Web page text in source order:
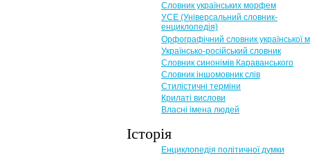
Словник українських морфем
УСЕ (Універсальний словник-
енциклопедія)
Орфографічний словник української
Українсько-російський словник
Словник синонімів Караванського
Словник іншомовник слів
Стилістичні терміни
Крилаті вислови
Власні імена людей
Історія
Енциклопедія політичної думки